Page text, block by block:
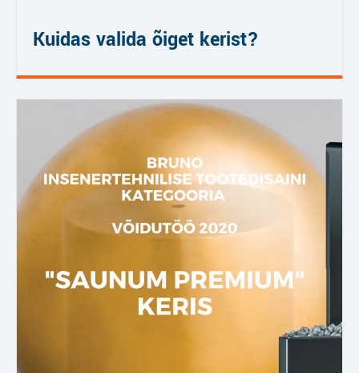
Kuidas valida õiget kerist?